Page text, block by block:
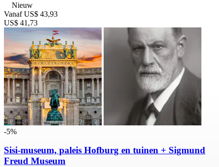
Nieuw
Vanaf US$ 43,93
US$ 41,73
-5%
Sisi-museum, paleis Hofburg en tuinen + Sigmund
Freud Museum